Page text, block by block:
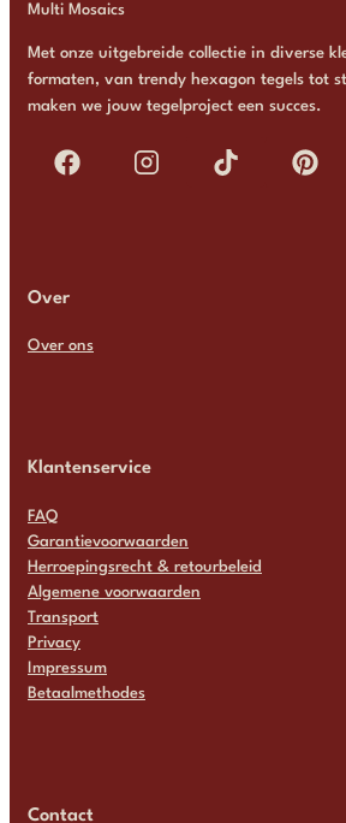
Multi Mosaics
Met onze uitgebreide collectie in diverse
formaten, van trendy hexagon tegels tot
maken we jouw tegelproject een succes.
Over
Over ons
Klantenservice
FAQ
Garantievoorwaarden
Herroepingsrecht & retourbeleid
Algemene voorwaarden
Transport
Privacy
Impressum
Betaalmethodes
Contact